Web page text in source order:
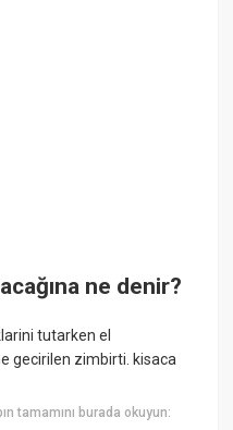
ne denir?
tutarken el
gecirilen zimbirti. kisaca
tamamını burada okuyun: